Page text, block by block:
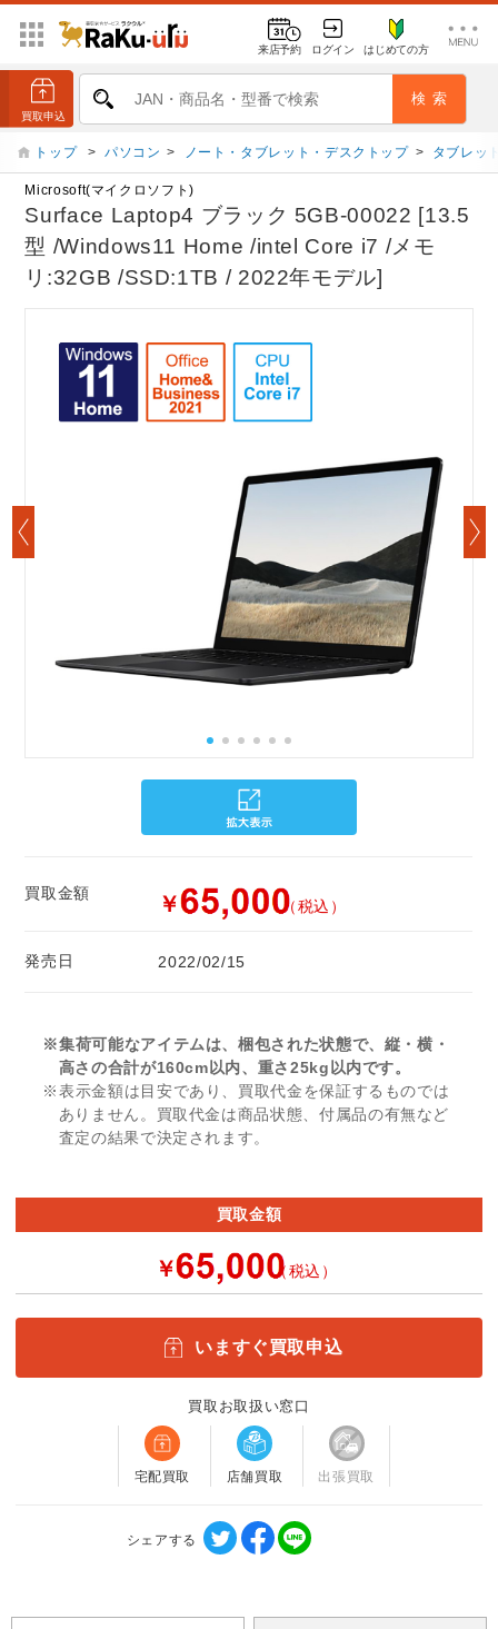
来店予約 ログイン はじめての方
トップ > パソコン > ノート・タブレット・デスクトップ > タブレッ
Microsoft(マイクロソフト)
Surface Laptop4 ブラック 5GB-00022 [13.5
型 /Windows11 Home /intel Core i7 /メモ
リ:32GB /SSD:1TB / 2022年モデル]
買取金額 ￥ （税込）
発売日 2022/02/15
※集荷可能なアイテムは、梱包された状態で、縦・横・
高さの合計が160cm以内、重さ25kg以内です。
※表示金額は目安であり、買取代金を保証するものでは
ありません。買取代金は商品状態、付属品の有無など
査定の結果で決定されます。
買取金額
￥ （税込）
いますぐ買取申込
買取お取扱い窓口
宅配買取 店舗買取 出張買取
シェアする